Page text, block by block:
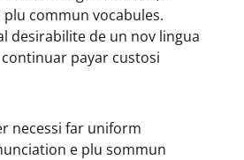
commun vocabules.
desirabilite de un nov lingua
payar custosi
necessi far uniform
e plu sommun